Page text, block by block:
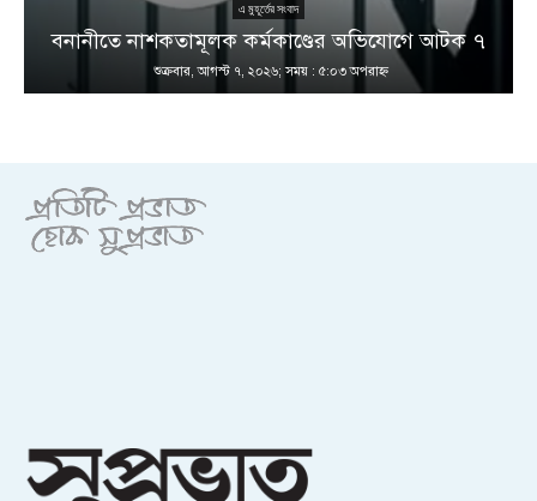
এ মুহূর্তের সংবাদ
বনানীতে নাশকতামূলক কর্মকাণ্ডের অভিযোগে আটক ৭
শুক্রবার, আগস্ট ৭, ২০২৬; সময় : ৫:০৩ অপরাহ্ণ